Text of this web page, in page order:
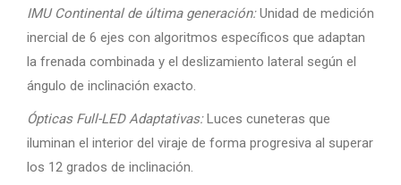
IMU Continental de última generación:Unidad de medición
inercial de 6 ejes con algoritmos específicos que adaptan
la frenada combinada y el deslizamiento lateral según el
ángulo de inclinación exacto.
Ópticas Full-LED Adaptativas:Luces cuneteras que
iluminan el interior del viraje de forma progresiva al superar
los 12 grados de inclinación.